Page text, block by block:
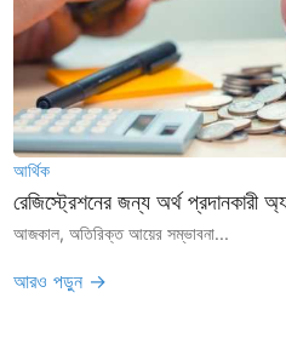
আর্থিক
রেজিস্ট্রেশনের জন্য অর্থ প্রদানকারী
আজকাল, অতিরিক্ত আয়ের সম্ভাবনা...
আরও পড়ুন →